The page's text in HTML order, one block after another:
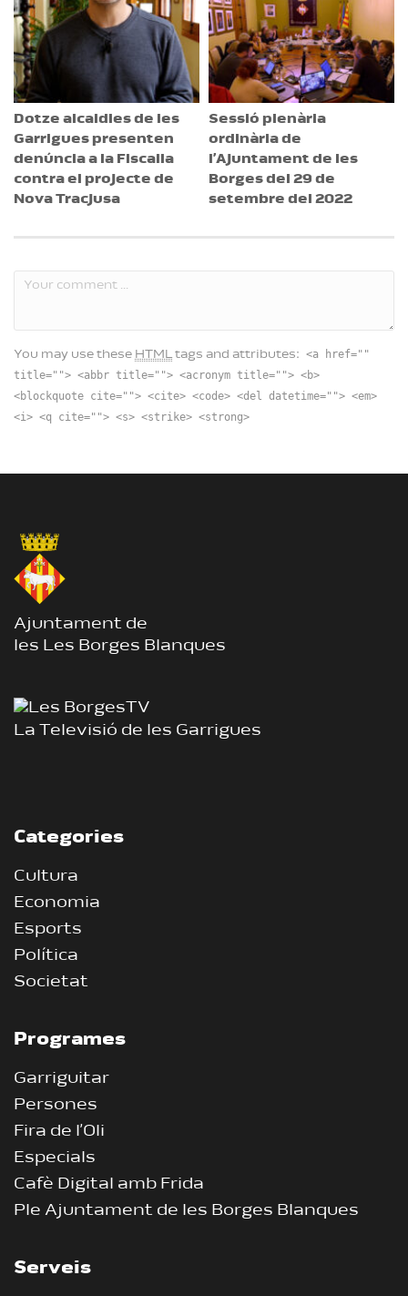
Dotze alcaldies de les
Garrigues presenten
denúncia a la Fiscalia
contra el projecte de
Nova Tracjusa
Sessió plenària
ordinària de
l’Ajuntament de les
Borges del 29 de
setembre del 2022
You may use these HTML tags and attributes:
<a href=""
title=""> <abbr title=""> <acronym title=""> <b>
<blockquote cite=""> <cite> <code> <del datetime=""> <em>
<i> <q cite=""> <s> <strike> <strong>
Ajuntament de
les Les Borges Blanques
La Televisió de les Garrigues
Categories
Cultura
Economia
Esports
Política
Societat
Programes
Garriguitar
Persones
Fira de l’Oli
Especials
Cafè Digital amb Frida
Ple Ajuntament de les Borges Blanques
Serveis